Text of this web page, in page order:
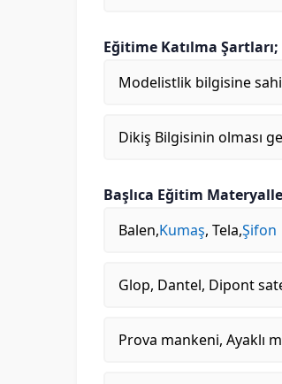
Eğitime Katılma Şartları;
Modelistlik bilgisine
Dikiş Bilgisinin olması
Başlıca Eğitim
Balen,Kumaş, Tela,Şifon
Glop, Dantel, Dipont
Prova mankeni, Ayaklı